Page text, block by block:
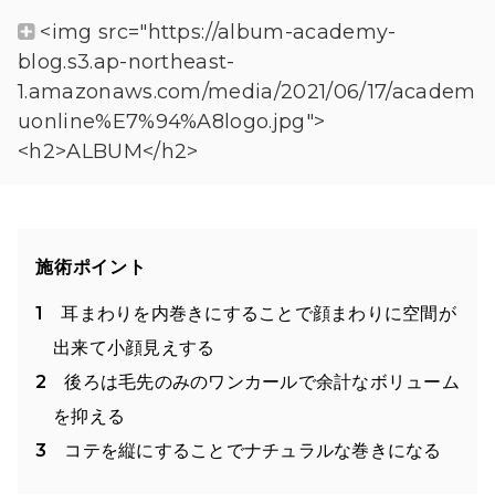
<img src="https://album-academy-
blog.s3.ap-northeast-
1.amazonaws.com/media/2021/06/17/academ
uonline%E7%94%A8logo.jpg">
<h2>ALBUM</h2>
施術ポイント
耳まわりを内巻きにすることで顔まわりに空間が
出来て小顔見えする
後ろは毛先のみのワンカールで余計なボリューム
を抑える
コテを縦にすることでナチュラルな巻きになる